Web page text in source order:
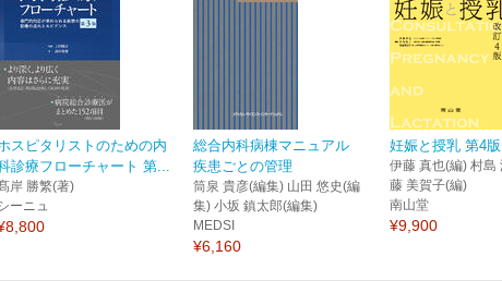
スピタリストのための内
診療フローチャート 第...
岸 勝繁(著)
ーニュ
総合内科病棟マニュアル
疾患ごとの管理
筒泉 貴彦(編集) 山田 悠史(編
集) 小坂 鎮太郎(編集)
MEDSI
¥6,160
妊娠と授乳 第4版
伊藤 真也(編) 村島
藤 美賀子(編)
南山堂
¥9,900